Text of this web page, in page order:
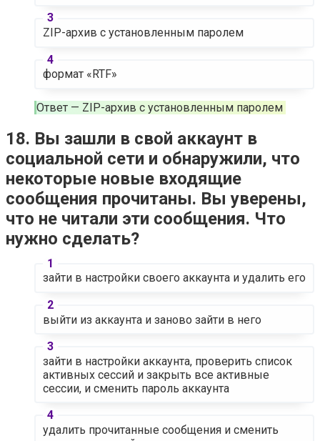
ZIP-архив с установленным паролем
формат «RTF»
Ответ — ZIP-архив с установленным паролем
18. Вы зашли в свой аккаунт в
социальной сети и обнаружили, что
некоторые новые входящие
сообщения прочитаны. Вы уверены,
что не читали эти сообщения. Что
нужно сделать?
зайти в настройки своего аккаунта и удалить его
выйти из аккаунта и заново зайти в него
зайти в настройки аккаунта, проверить список
активных сессий и закрыть все активные
сессии, и сменить пароль аккаунта
удалить прочитанные сообщения и сменить